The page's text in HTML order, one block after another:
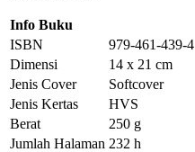
Info Buku
ISBN
979-461-439-4
Dimensi
14 x 21 cm
Jenis Cover
Softcover
Jenis Kertas
HVS
Berat
250 g
Jumlah Halaman 232 h